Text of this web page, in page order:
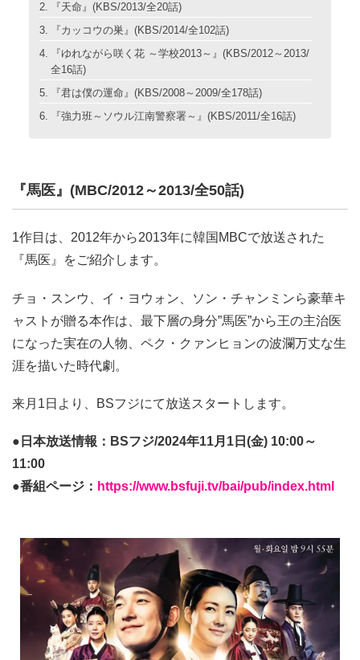
『天命』(KBS/2013/全20話)
『カッコウの巣』(KBS/2014/全102話)
『ゆれながら咲く花 ～学校2013～』(KBS/2012～2013/
全16話)
『君は僕の運命』(KBS/2008～2009/全178話)
『強力班～ソウル江南警察署～』(KBS/2011/全16話)
『馬医』(MBC/2012～2013/全50話)
1作目は、2012年から2013年に韓国MBCで放送された
『馬医』をご紹介します。
チョ・スンウ、イ・ヨウォン、ソン・チャンミンら豪華キ
ャストが贈る本作は、最下層の身分”馬医”から王の主治医
になった実在の人物、ペク・クァンヒョンの波瀾万丈な生
涯を描いた時代劇。
来月1日より、BSフジにて放送スタートします。
●日本放送情報：BSフジ/2024年11月1日(金) 10:00～
11:00
●番組ページ： https://www.bsfuji.tv/bai/pub/index.html